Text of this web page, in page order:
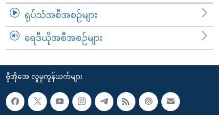
ရုပ်သံအစီအစဉ်များ
ရေဒီယိုအစီအစဉ်များ
ဗွီအိုအေ လူမှုကွန်ယက်များ